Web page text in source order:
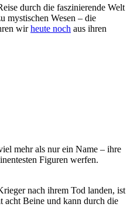
durch die faszinierende Welt
mystischen Wesen​ – ​die
wirheute noch ⁢ aus ihren
mehr‍ als nur ein Name – ihre
Figuren werfen.
nach ihrem Tod landen, ist‍
acht Beine und kann durch die